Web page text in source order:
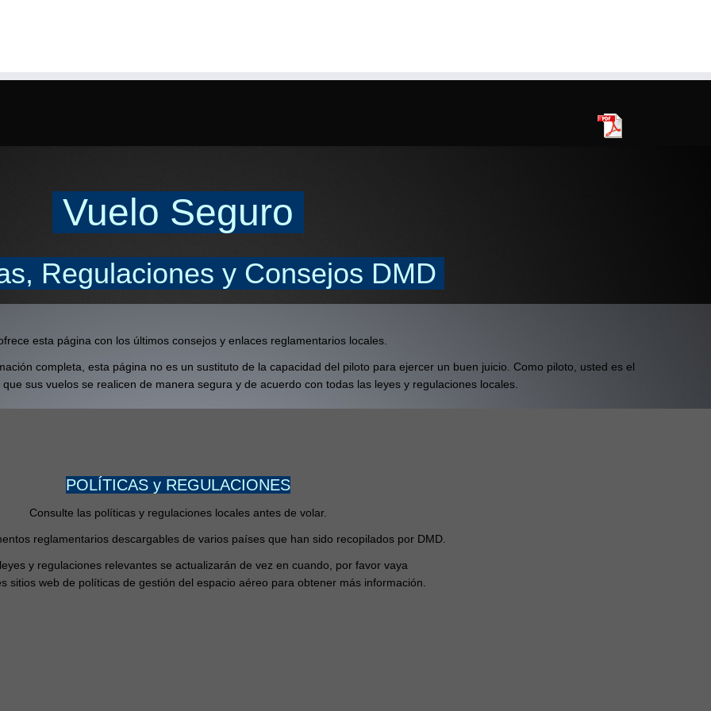
Vuelo Seguro
Regulaciones y Consejos DMD
esta página con los últimos consejos y enlaces reglamentarios locales.
completa, esta página no es un sustituto de la capacidad del piloto para ejercer un buen juicio. Como piloto, usted es el
sus vuelos se realicen de manera segura y de acuerdo con todas las leyes y regulaciones locales.
POLÍTICAS y REGULACIONES
Consulte las políticas y regulaciones locales antes de volar.
reglamentarios descargables de varios países que han sido recopilados por DMD.
y regulaciones relevantes se actualizarán de vez en cuando, por favor vaya
sitios web de políticas de gestión del espacio aéreo para obtener más información.